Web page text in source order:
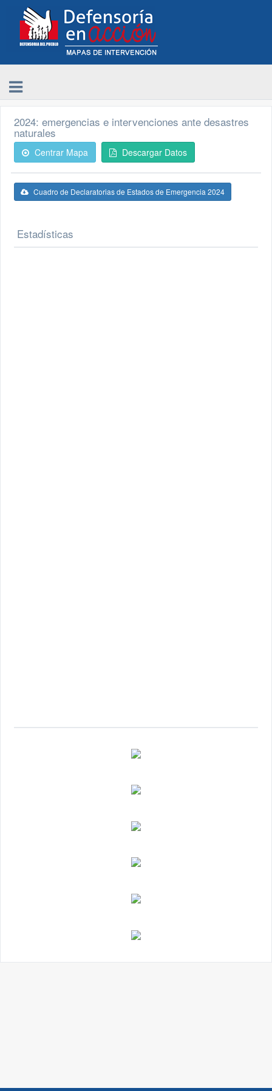
2024: emergencias e intervenciones ante desastres
naturales
Centrar Mapa Descargar Datos
Cuadro de Declaratorias de Estados de Emergencia 2024
Estadísticas